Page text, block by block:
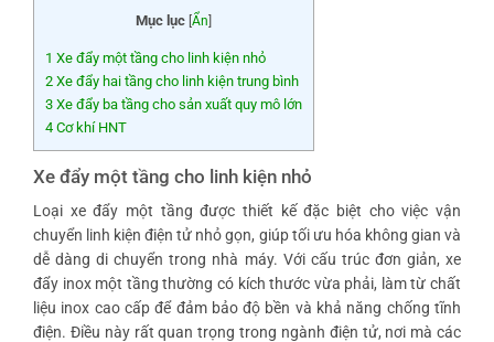
Mục lục Ẩn
1 Xe đẩy một tầng cho linh kiện nhỏ
2 Xe đẩy hai tầng cho linh kiện trung bình
3 Xe đẩy ba tầng cho sản xuất quy mô lớn
4 Cơ khí HNT
Xe đẩy một tầng cho linh kiện nhỏ
Loại xe đẩy một tầng được thiết kế đặc biệt cho việc vận
chuyển linh kiện điện tử nhỏ gọn, giúp tối ưu hóa không gian và
dễ dàng di chuyển trong nhà máy. Với cấu trúc đơn giản, xe
đẩy inox một tầng thường có kích thước vừa phải, làm từ chất
liệu inox cao cấp để đảm bảo độ bền và khả năng chống tĩnh
điện. Điều này rất quan trọng trong ngành điện tử, nơi mà các